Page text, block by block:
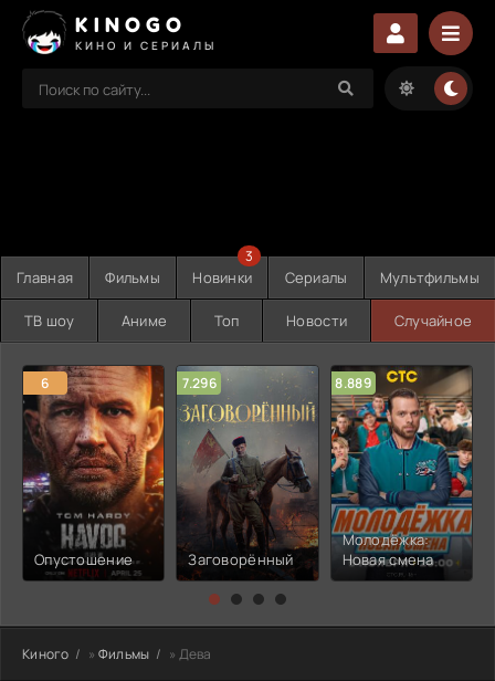
KINOGO
КИНО И СЕРИАЛЫ
Главная Фильмы Новинки
3
Сериалы Мультфильмы
ТВ шоу Аниме Топ Новости Случайное
6
Опустошение
7.296
Заговорённый
8.889
Молодёжка:
Новая смена
Киного » Фильмы » Дева